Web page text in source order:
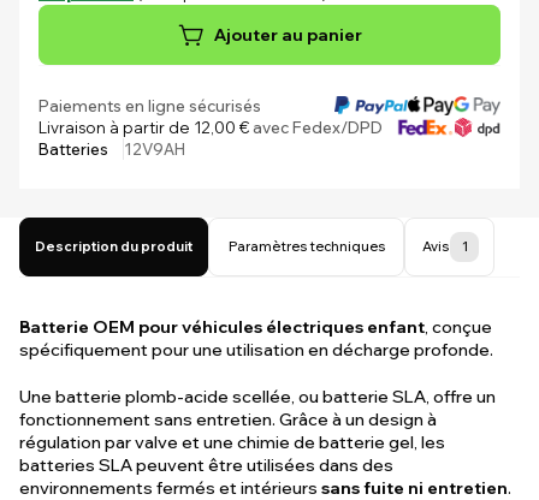
Ajouter au panier
Paiements en ligne sécurisés
Livraison à partir de 12,00 €avec Fedex/DPD
Batteries
12V9AH
Description du produit Paramètres techniques Avis 1
Batterie OEM pour véhicules électriques enfant, conçue
spécifiquement pour une utilisation en décharge profonde.
Une batterie plomb-acide scellée, ou batterie SLA, offre un
fonctionnement sans entretien. Grâce à un design à
régulation par valve et une chimie de batterie gel, les
batteries SLA peuvent être utilisées dans des
environnements fermés et intérieurs sans fuite ni entretien.